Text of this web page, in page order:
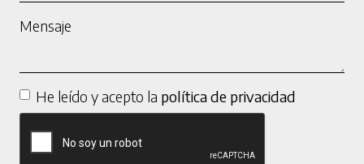
Mensaje
He leído y acepto la política de privacidad